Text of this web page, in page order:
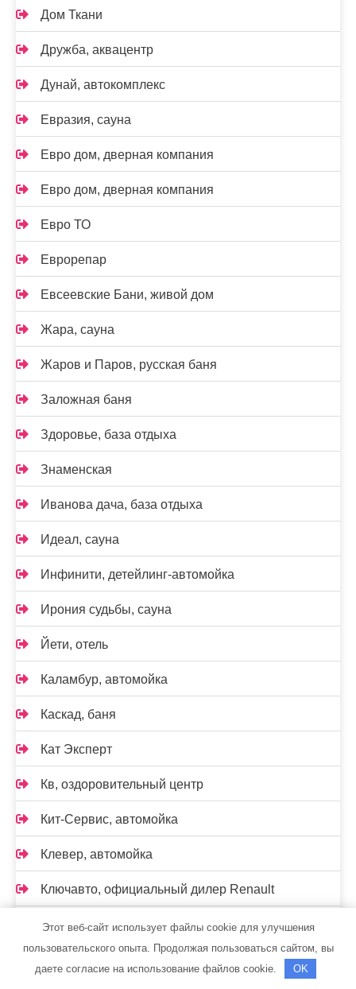
Дом Ткани
Дружба, аквацентр
Дунай, автокомплекс
Евразия, сауна
Евро дом, дверная компания
Евро дом, дверная компания
Евро ТО
Еврорепар
Евсеевские Бани, живой дом
Жара, сауна
Жаров и Паров, русская баня
Заложная баня
Здоровье, база отдыха
Знаменская
Иванова дача, база отдыха
Идеал, сауна
Инфинити, детейлинг-автомойка
Ирония судьбы, сауна
Йети, отель
Каламбур, автомойка
Каскад, баня
Кат Эксперт
Кв, оздоровительный центр
Кит-Сервис, автомойка
Клевер, автомойка
Ключавто, официальный дилер Renault
Ключавто, официальный дилер Volkswagen в г.
Омске
Этот веб-сайт использует файлы cookie для улучшения
пользовательского опыта. Продолжая пользоваться сайтом, вы
даете согласие на использование файлов cookie.
OK